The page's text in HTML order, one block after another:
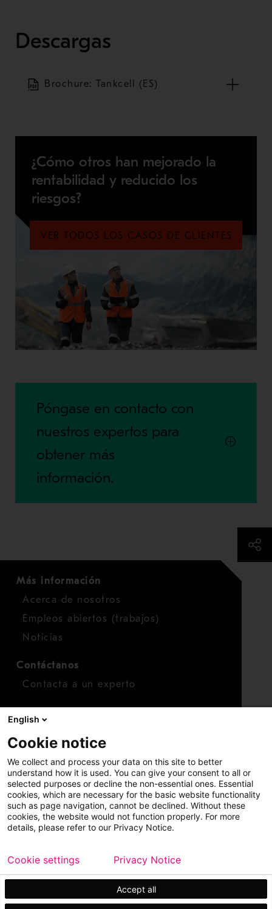
Descargas
Brochure: Tankcell (ES)
¿Cómo otros han mejorado la
rentabilidad y reducido los
riesgos?
VER TODOS LOS CASOS DE CLIENTES
Póngase en contacto con
nuestros expertos para
obtener más
información.
Más información
Acerca de nosotros
Empleos abiertos (trabajos)
Noticias
Contáctanos
Contacta a un experto
Finanzas
Acciones
Copyright © 2026 Metso
Mapa del sitio
Información legal
Privacidad Marca comercial
English
Cookie notice
We collect and process your data on this site to better
understand how it is used. You can give your consent to all or
selected purposes or decline the non-essential ones. Essential
cookies, which are necessary for the basic website functionality
such as page navigation, cannot be declined. Without these
cookies, the website would not function properly. For more
details, please refer to our Privacy Notice.
Accept all
Cookie settings Privacy Notice